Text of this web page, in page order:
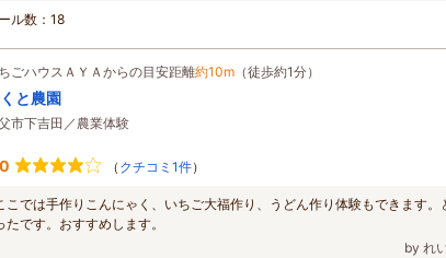
ル数：18
ごハウスＡＹＡからの目安距離約10m （徒歩約1分）
と農園
市下吉田／農業体験
（ クチコミ1件）
こでは手作りこんにゃく、いちご大福作り、うどん作り体験もできます。
たです。おすすめします。
by れ